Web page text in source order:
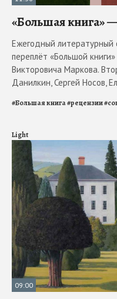
«Большая книга»
Ежегодный литературный
переплёт «Большой
Викторовича Маркова.
Данилкин, Сергей Носов,
#Большая книга#рецензии#
Light
09:00